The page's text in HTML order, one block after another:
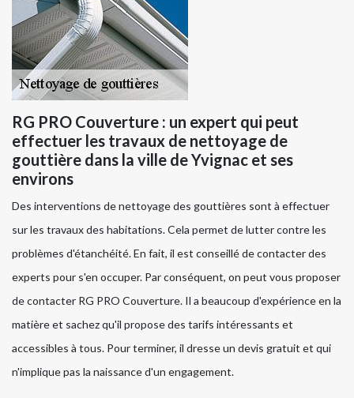
RG PRO Couverture : un expert qui peut
effectuer les travaux de nettoyage de
gouttière dans la ville de Yvignac et ses
environs
Des interventions de nettoyage des gouttières sont à effectuer
sur les travaux des habitations. Cela permet de lutter contre les
problèmes d'étanchéité. En fait, il est conseillé de contacter des
experts pour s'en occuper. Par conséquent, on peut vous proposer
de contacter RG PRO Couverture. Il a beaucoup d'expérience en la
matière et sachez qu'il propose des tarifs intéressants et
accessibles à tous. Pour terminer, il dresse un devis gratuit et qui
n'implique pas la naissance d'un engagement.